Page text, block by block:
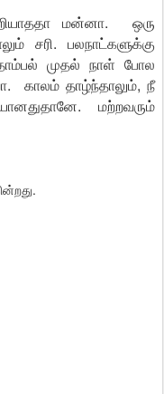
மன்னா. ஒரு
சரி. பலநாட்களுக்கு
முதல் நாள் போல
காலம் தாழ்ந்தாலும், நீ
மற்றவரும்